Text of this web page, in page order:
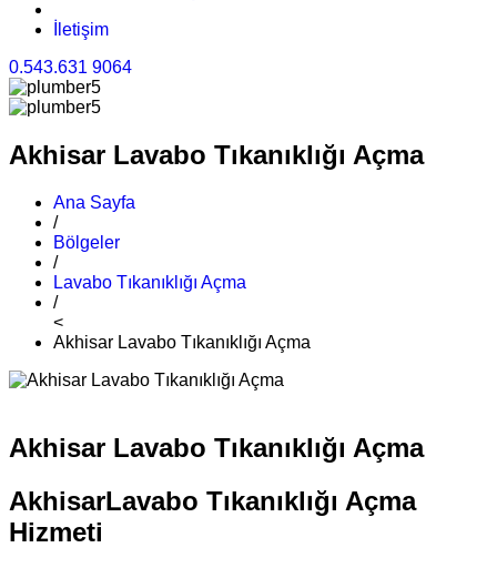
İletişim
0.543.631 9064
Akhisar Lavabo Tıkanıklığı Açma
Ana Sayfa
/
Bölgeler
/
Lavabo Tıkanıklığı Açma
/
<
Akhisar Lavabo Tıkanıklığı Açma
Akhisar Lavabo Tıkanıklığı Açma
AkhisarLavabo Tıkanıklığı Açma
Hizmeti